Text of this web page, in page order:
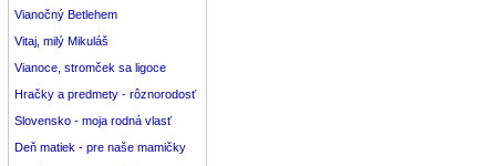
Vianočný Betlehem
Vitaj, milý Mikuláš
Vianoce, stromček sa ligoce
Hračky a predmety - rôznorodosť
Slovensko - moja rodná vlasť
Deň matiek - pre naše mamičky